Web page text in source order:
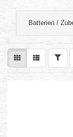
Batterien /